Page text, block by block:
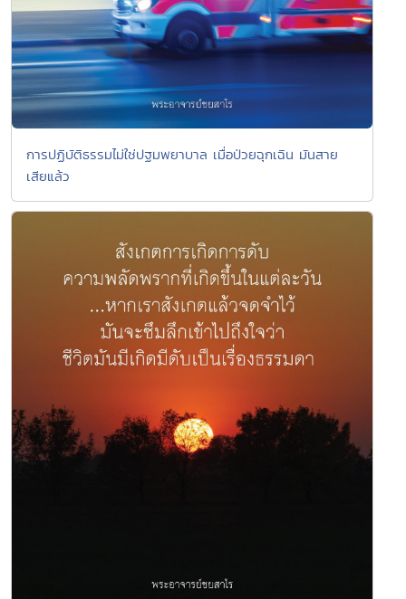
การปฏิบัติธรรมไม่ใช่ปฐมพยาบาล เมื่อป่วยฉุกเฉิน มันสาย
เสียแล้ว